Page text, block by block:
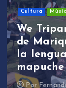
Cultura
We
de
la
mapuche
Por